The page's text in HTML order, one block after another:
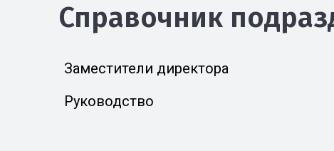
Справочник
Заместители директора
Руководство